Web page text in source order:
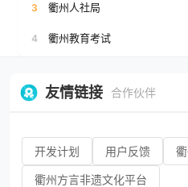
3 衢州人社局
4 衢州教育考试
友情链接 合作伙伴
开发计划 用户反馈
衢州方言非遗文化平台